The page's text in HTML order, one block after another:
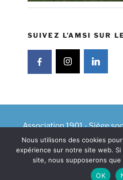
SUIVEZ L’AMSI SUR
Association 1901 - Siège
VELLES
Plan du site |Haut de page |
OncBara
Nous utilisons des cookies
expérience sur notre site web.
site, nous supposerons
OK